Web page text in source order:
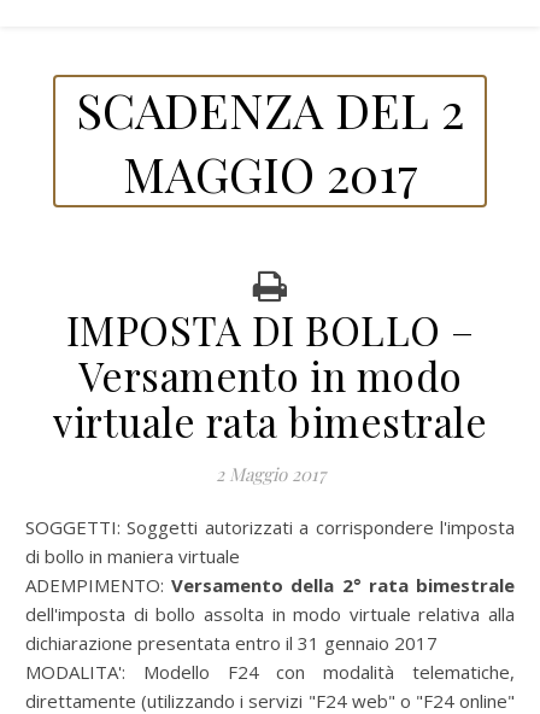
SCADENZA DEL 2
MAGGIO 2017
IMPOSTA DI BOLLO –
Versamento in modo
virtuale rata bimestrale
2 Maggio 2017
SOGGETTI:Soggetti autorizzati a corrispondere l'imposta
di bollo in maniera virtuale
ADEMPIMENTO:Versamento della 2° rata bimestrale
dell'imposta di bollo assolta in modo virtuale relativa alla
dichiarazione presentata entro il 31 gennaio 2017
MODALITA': Modello F24 con modalità telematiche,
direttamente (utilizzando i servizi "F24 web" o "F24 online"